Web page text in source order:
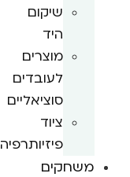
שיקום
היד
מוצרים
לעובדים
סוציאליים
ציוד
פיזיותרפיה
משחקים